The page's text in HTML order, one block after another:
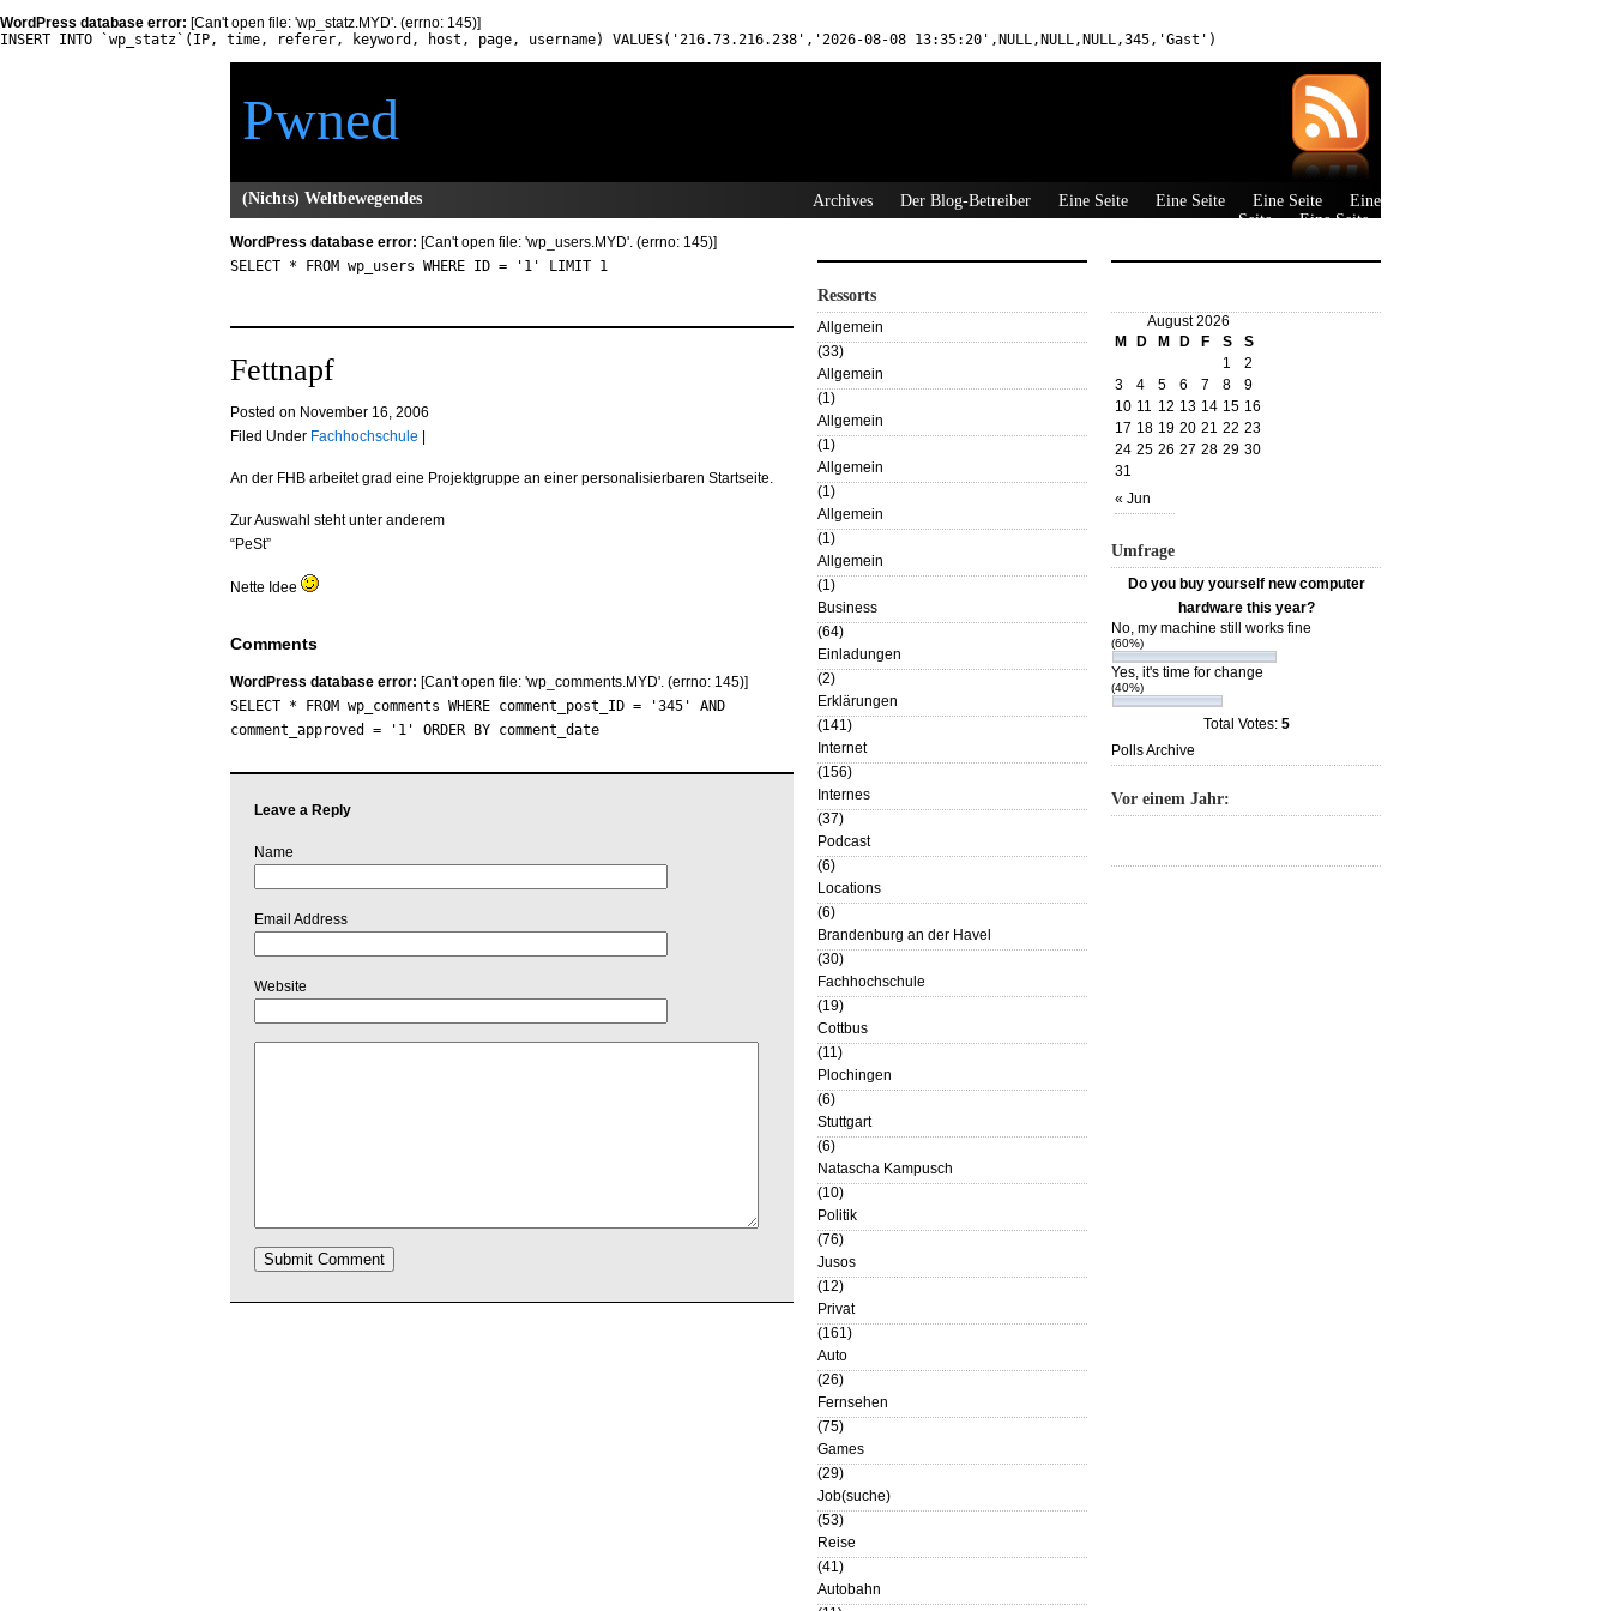
WordPress database error: [Can't open file: 'wp_statz.MYD'. (errno: 145)]
INSERT INTO `wp_statz`(IP, time, referer, keyword, host, page, username) VALUES('216.73.216.238','2026-08-08 13:35:20',NULL,NULL,NULL,345,'Gast')
Pwned
(Nichts) Weltbewegendes Archives Der Blog-Betreiber Eine Seite Eine Seite Eine Seite
Eine
Seite
Eine Seite
WordPress database error: [Can't open file: 'wp_users.MYD'. (errno: 145)]
SELECT * FROM wp_users WHERE ID = '1' LIMIT 1
Fettnapf
Posted on November 16, 2006
Filed Under Fachhochschule
An der FHB arbeitet grad eine Projektgruppe an einer personalisierbaren Startseite.
Zur Auswahl steht unter anderem
“PeSt”
Nette Idee
Comments
WordPress database error: [Can't open file: 'wp_comments.MYD'. (errno: 145)]
SELECT * FROM wp_comments WHERE comment_post_ID = '345' AND
comment_approved = '1' ORDER BY comment_date
Leave a Reply
Name
Email Address
Website
Ressorts
Allgemein
(33)
Allgemein
(1)
Allgemein
(1)
Allgemein
(1)
Allgemein
(1)
Allgemein
(1)
Business
(64)
Einladungen
(2)
Erklärungen
(141)
Internet
(156)
Internes
(37)
Podcast
(6)
Locations
(6)
Brandenburg an der Havel
(30)
Fachhochschule
(19)
Cottbus
(11)
Plochingen
(6)
Stuttgart
(6)
Natascha Kampusch
(10)
Politik
(76)
Jusos
(12)
Privat
(161)
Auto
(26)
Fernsehen
(75)
Games
(29)
Job(suche)
(53)
Reise
(41)
Autobahn
August 2026
M
D M D F S S
« Jun
1
2
3
4 5 6 7 8
9
10 11 12 13 14 15 16
17 18 19 20 21 22 23
24 25 26 27 28 29 30
31
Umfrage
Do you buy yourself new computer
hardware this year?
No, my machine still works fine
(60%)
Yes, it's time for change
(40%)
Total Votes: 5
Polls Archive
Vor einem Jahr: